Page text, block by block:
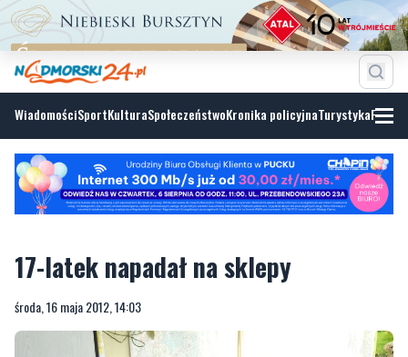
WiadomościSportKulturaSpołeczeństwoKronika policyjnaTurystyka
17-latek napadał na sklepy
środa, 16 maja 2012, 14:03